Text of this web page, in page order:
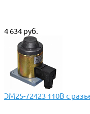
4 634 руб.
ЭМ25-72423 110В с